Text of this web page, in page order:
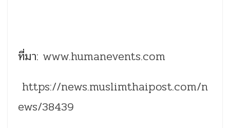
ที่มา: www.humanevents.com
https://news.muslimthaipost.com/n
ews/38439